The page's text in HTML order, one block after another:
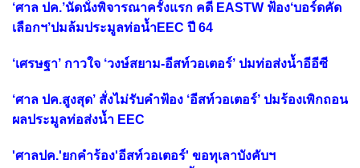
‘ศาล ปค.’นัดนั่งพิจารณาครั้งแรก คดี EASTW ฟ้อง‘บอร์ดคัด
เลือกฯ’ปมล้มประมูลท่อน้ำEEC ปี 64
‘เศรษฐา’ กาวใจ ‘วงษ์สยาม-อีสท์วอเตอร์’ ปมท่อส่งน้ำอีอีซี
‘ศาล ปค.สูงสุด’ สั่งไม่รับคำฟ้อง ‘อีสท์วอเตอร์’ ปมร้องเพิกถอน
ผลประมูลท่อส่งน้ำ EEC
'ศาลปค.'ยกคำร้อง'อีสท์วอเตอร์' ขอทุเลาบังคับฯ